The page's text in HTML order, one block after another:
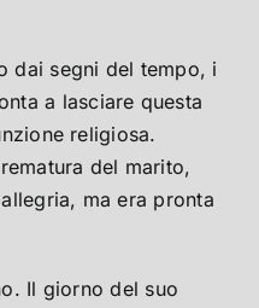
dai segni del tempo, i
a lasciare questa
religiosa.
del marito,
ma era pronta
Il giorno del suo